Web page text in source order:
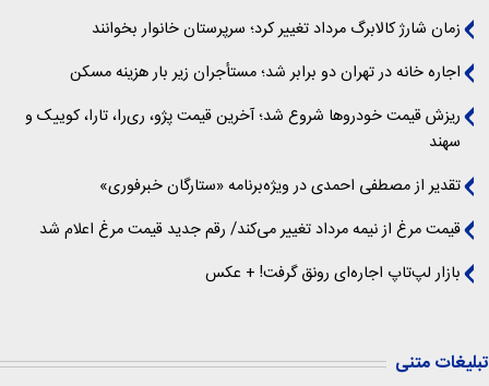
زمان شارژ کالابرگ مرداد تغییر کرد؛ سرپرستان خانوار بخوانند
اجاره خانه در تهران دو برابر شد؛ مستأجران زیر بار هزینه مسکن
ریزش قیمت خودروها شروع شد؛ آخرین قیمت پژو، ری‌را، تارا، کوییک و
سهند
تقدیر از مصطفی احمدی در ویژه‌برنامه «ستارگان خبرفوری»
قیمت مرغ از نیمه مرداد تغییر می‌کند/ رقم جدید قیمت مرغ اعلام شد
بازار لپ‌تاپ اجاره‌ای رونق گرفت! + عکس
تبلیغات متنی